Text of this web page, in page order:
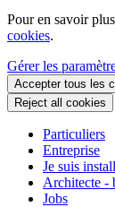
Pour en savoir
cookies.
Gérer les
Accepter tous les
Reject all cookies
Particuliers
Entreprise
Je suis
Architecte -
Jobs